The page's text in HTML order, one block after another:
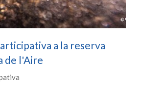
a la reserva
de l'Aire